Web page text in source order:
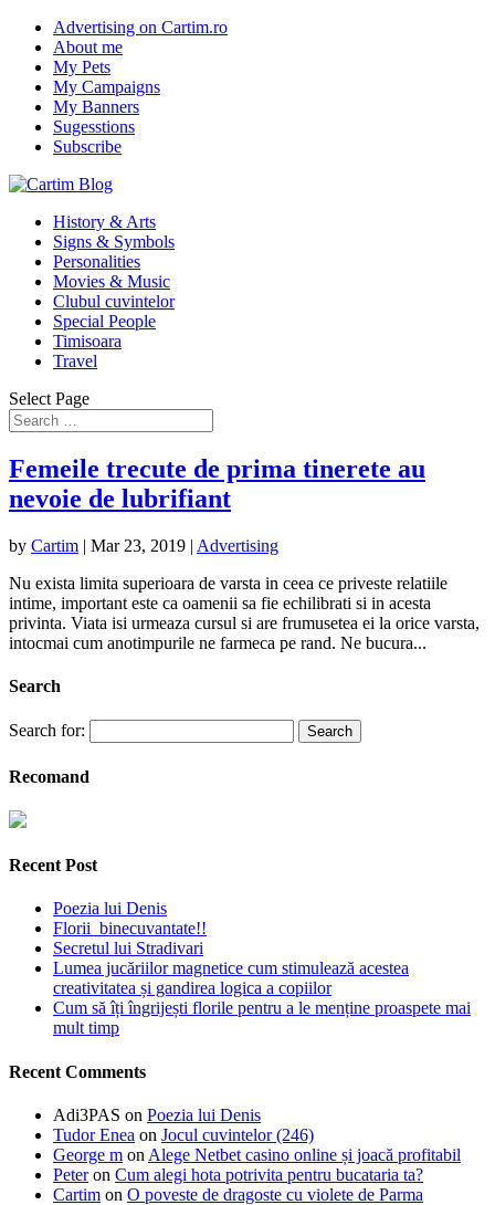
Advertising on Cartim.ro
About me
My Pets
My Campaigns
My Banners
Sugesstions
Subscribe
History & Arts
Signs & Symbols
Personalities
Movies & Music
Clubul cuvintelor
Special People
Timisoara
Travel
Select Page
Femeile trecute de prima tinerete au
nevoie de lubrifiant
by Cartim | Mar 23, 2019 | Advertising
Nu exista limita superioara de varsta in ceea ce priveste relatiile
intime, important este ca oamenii sa fie echilibrati si in acesta
privinta. Viata isi urmeaza cursul si are frumusetea ei la orice varsta,
intocmai cum anotimpurile ne farmeca pe rand. Ne bucura...
Search
Search for:
Recomand
Recent Post
Poezia lui Denis
Florii binecuvantate!!
Secretul lui Stradivari
Lumea jucăriilor magnetice cum stimulează acestea
creativitatea și gandirea logica a copiilor
Cum să îți îngrijești florile pentru a le menține proaspete mai
mult timp
Recent Comments
Adi3PAS on Poezia lui Denis
Tudor Enea on Jocul cuvintelor (246)
George m on Alege Netbet casino online și joacă profitabil
Peteron Cum alegi hota potrivita pentru bucataria ta?
Cartim on O poveste de dragoste cu violete de Parma